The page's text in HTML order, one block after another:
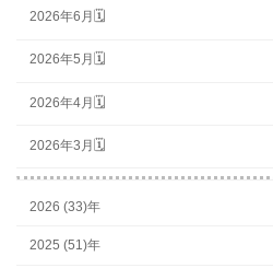
2026年6月🗓
2026年5月🗓
2026年4月🗓
2026年3月🗓
2026 (33)年
2025 (51)年